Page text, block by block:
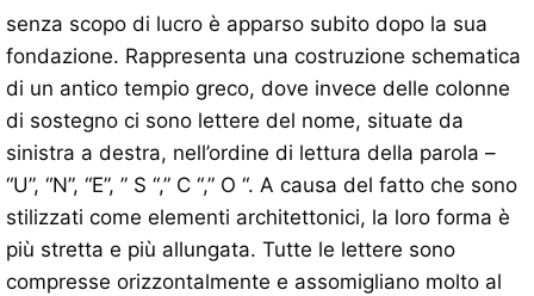
senza scopo di lucro è apparso subito dopo la sua
fondazione. Rappresenta una costruzione schematica
di un antico tempio greco, dove invece delle colonne
di sostegno ci sono lettere del nome, situate da
sinistra a destra, nell’ordine di lettura della parola –
“U”, “N”, “E”, ” S “,” C “,” O “. A causa del fatto che sono
stilizzati come elementi architettonici, la loro forma è
più stretta e più allungata. Tutte le lettere sono
compresse orizzontalmente e assomigliano molto al